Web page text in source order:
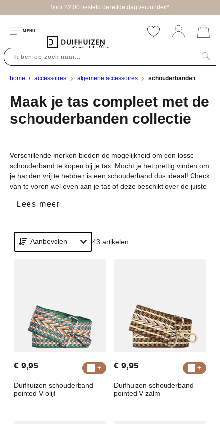
Voor 22.00 besteld dezelfde dag verzonden*
MENU
home accessoires algemene accessoires schouderbanden
Maak je tas compleet met de
schouderbanden collectie
Verschillende merken bieden de mogelijkheid om een losse
schouderband te kopen bij je tas. Mocht je het prettig vinden om
je handen vrij te hebben is een schouderband dus ideaal! Check
van te voren wel even aan je tas of deze beschikt over de juiste
in verschillende kleuren te verkrijgen zodat je er één kunt
Lees meer
Aanbevolen 43 artikelen
€ 9,95
Duifhuizen schouderband
pointed V olijf
€ 9,95
Duifhuizen schouderband
pointed V zalm